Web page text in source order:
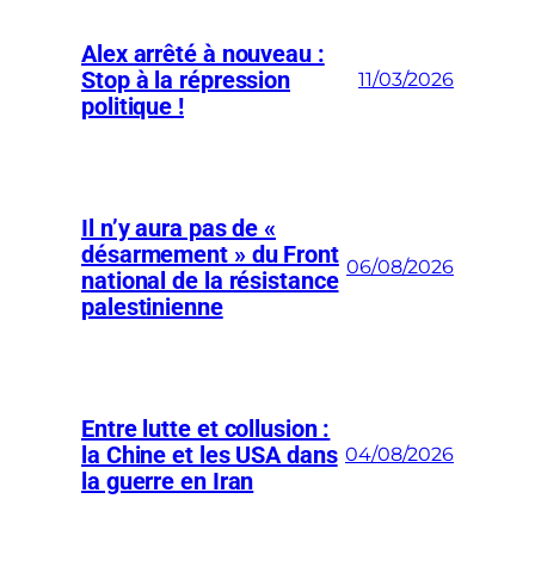
Alex arrêté à nouveau :
Stop à la répression
politique !
11/03/2026
Il n’y aura pas de «
désarmement » du Front
national de la résistance
palestinienne
06/08/2026
Entre lutte et collusion :
la Chine et les USA dans
la guerre en Iran
04/08/2026